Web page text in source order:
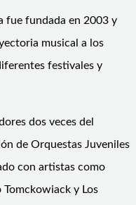
fue fundada en 2003 y
musical a los
festivales y
dos veces del
de Orquestas Juveniles
con artistas como
y Los